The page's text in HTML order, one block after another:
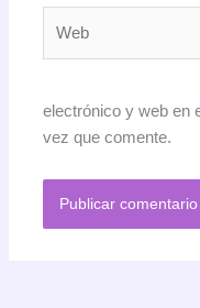
electrónico y web en
vez que comente.